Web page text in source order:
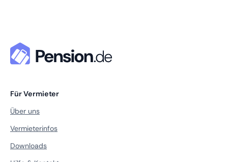
Für Vermieter
Über uns
Vermieterinfos
Downloads